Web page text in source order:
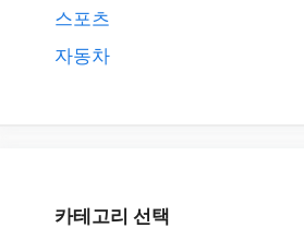
스포츠
자동차
카테고리 선택